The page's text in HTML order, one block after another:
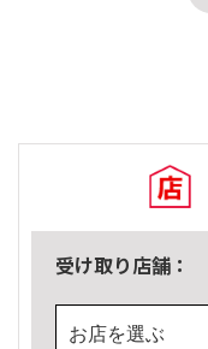
受け取り店舗：
お店を選ぶ